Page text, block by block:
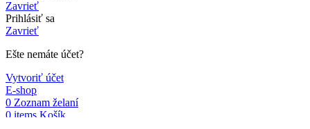
Zavrieť
Prihlásiť sa
Zavrieť
Ešte nemáte účet?
Vytvoriť účet
E-shop
0 Zoznam želaní
0 items Košík